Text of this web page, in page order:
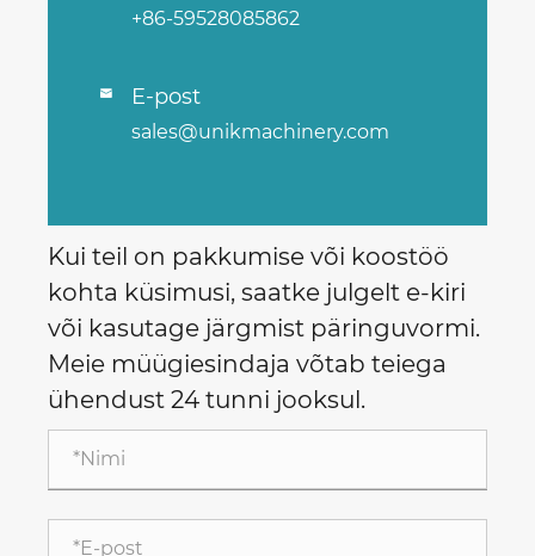
+86-59528085862
 E-post
sales@unikmachinery.com
Kui teil on pakkumise või koostöö
kohta küsimusi, saatke julgelt e-kiri
või kasutage järgmist päringuvormi.
Meie müügiesindaja võtab teiega
ühendust 24 tunni jooksul.